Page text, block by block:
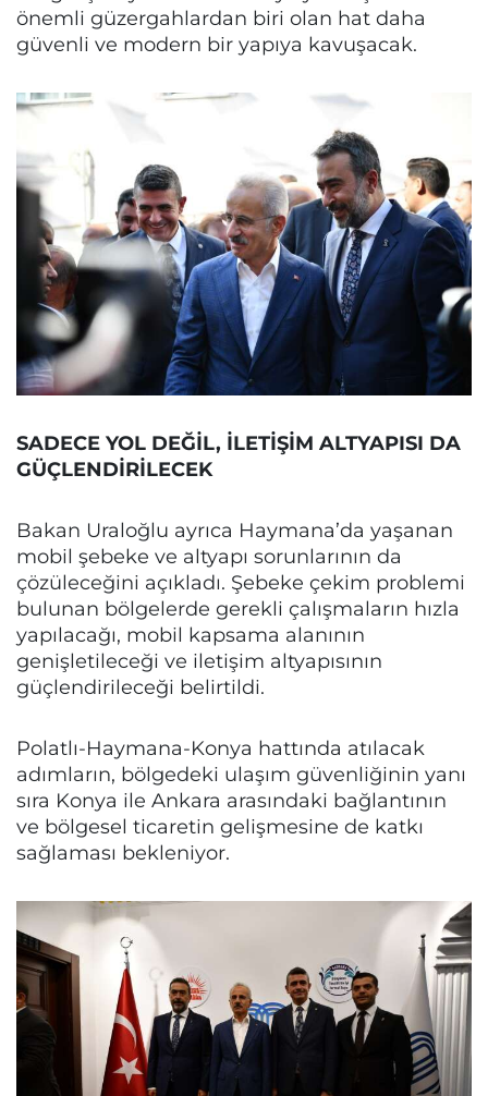
önemli güzergahlardan biri olan hat daha
güvenli ve modern bir yapıya kavuşacak.
SADECE YOL DEĞİL, İLETİŞİM ALTYAPISI DA
GÜÇLENDİRİLECEK
Bakan Uraloğlu ayrıca Haymana’da yaşanan
mobil şebeke ve altyapı sorunlarının da
çözüleceğini açıkladı. Şebeke çekim problemi
bulunan bölgelerde gerekli çalışmaların hızla
yapılacağı, mobil kapsama alanının
genişletileceği ve iletişim altyapısının
güçlendirileceği belirtildi.
Polatlı-Haymana-Konya hattında atılacak
adımların, bölgedeki ulaşım güvenliğinin yanı
sıra Konya ile Ankara arasındaki bağlantının
ve bölgesel ticaretin gelişmesine de katkı
sağlaması bekleniyor.